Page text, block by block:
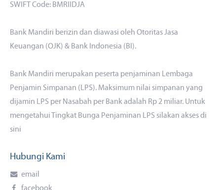
SWIFT Code: BMRIIDJA
Bank Mandiri berizin dan diawasi oleh Otoritas Jasa
Keuangan (OJK) & Bank Indonesia (BI).
Bank Mandiri merupakan peserta penjaminan Lembaga
Penjamin Simpanan (LPS). Maksimum nilai simpanan yang
dijamin LPS per Nasabah per Bank adalah Rp 2 miliar. Untuk
mengetahui Tingkat Bunga Penjaminan LPS silakan aksesdi
sini
Hubungi Kami
email